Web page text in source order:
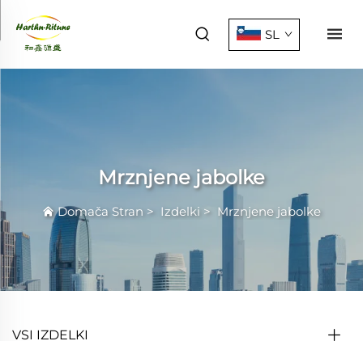
SL
Mrznjene jabolke
Domača Stran > Izdelki > Mrznjene jabolke
VSI IZDELKI